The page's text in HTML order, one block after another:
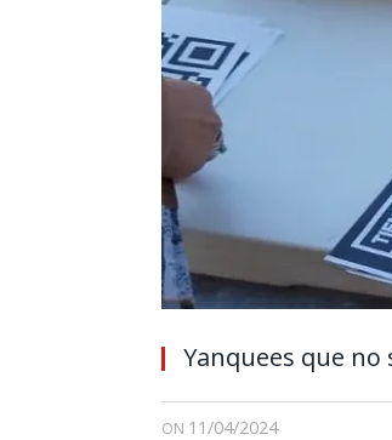
Yanquees que
ON 11/04/2024